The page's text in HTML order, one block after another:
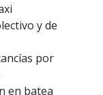
y de
por
en batea